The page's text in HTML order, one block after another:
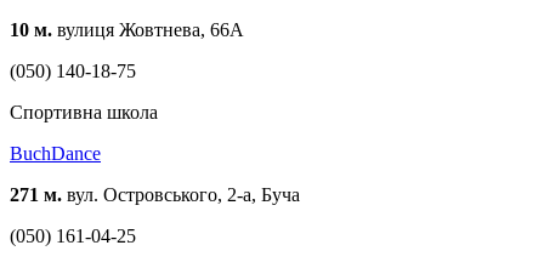
10 м. вулиця Жовтнева, 66А
(050) 140-18-75
Спортивна школа
BuchDance
271 м. вул. Островського, 2-а, Буча
(050) 161-04-25